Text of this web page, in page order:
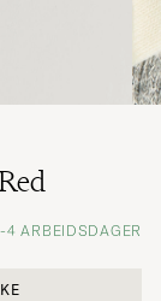
4 ARBEIDSDAGER